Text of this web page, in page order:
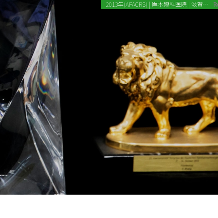
2013年(APACRS) | 岸本眼科医院 | 滋賀県守山市 - 眼科 | 病院